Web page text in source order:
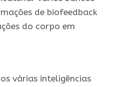
de biofeedback
do corpo em
várias inteligências